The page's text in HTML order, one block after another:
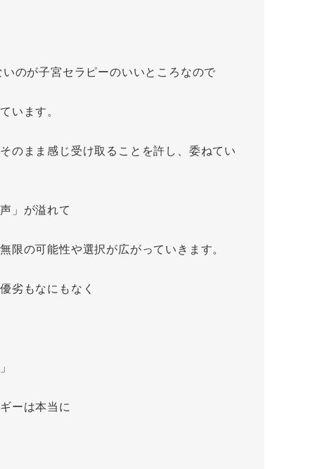
のが子宮セラピーのいいところなので
います。
のまま感じ受け取ることを許し、委ねてい
」が溢れて
限の可能性や選択が広がっていきます。
劣もなにもなく
ーは本当に